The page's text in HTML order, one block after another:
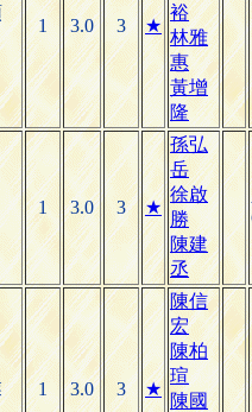
1 3.0 3 ★
裕
林雅
惠
黃增
隆
1 3.0 3 ★
孫弘
岳
徐啟
勝
陳建
丞
1 3.0 3 ★
陳信
宏
陳柏
瑄
陳國